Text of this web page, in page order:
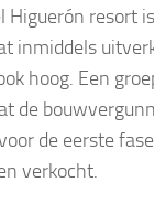
Higuerón resort
inmiddels
hoog. Een
de
de eerste
verkocht.